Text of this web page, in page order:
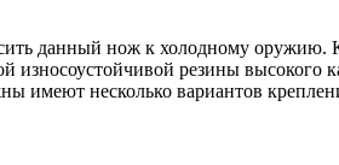
данный нож к холодному оружию.
резины высокого
имеют несколько вариантов